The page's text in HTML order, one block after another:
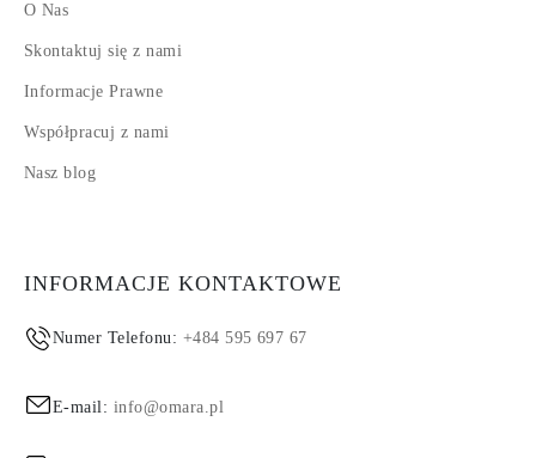
O Nas
Skontaktuj się z nami
Informacje Prawne
Współpracuj z nami
Nasz blog
INFORMACJE KONTAKTOWE
Numer Telefonu: +484 595 697 67
E-mail: info@omara.pl